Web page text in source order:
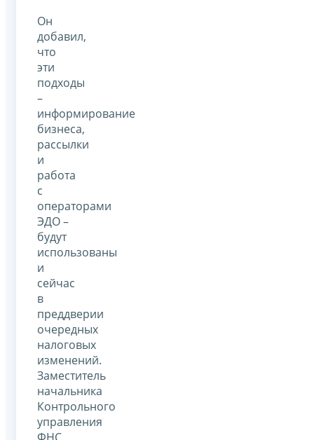
Он
добавил,
что
эти
подходы
–
информирование
бизнеса,
рассылки
и
работа
с
операторами
ЭДО –
будут
использованы
и
сейчас
в
преддверии
очередных
налоговых
изменений.
Заместитель
начальника
Контрольного
управления